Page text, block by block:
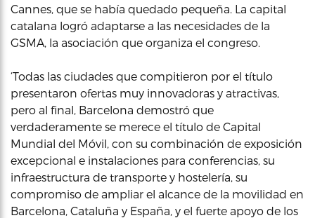
Cannes, que se había quedado pequeña. La capital
catalana logró adaptarse a las necesidades de la
GSMA, la asociación que organiza el congreso.
‘Todas las ciudades que compitieron por el título
presentaron ofertas muy innovadoras y atractivas,
pero al final, Barcelona demostró que
verdaderamente se merece el título de Capital
Mundial del Móvil, con su combinación de exposición
excepcional e instalaciones para conferencias, su
infraestructura de transporte y hostelería, su
compromiso de ampliar el alcance de la movilidad en
Barcelona, Cataluña y España, y el fuerte apoyo de los